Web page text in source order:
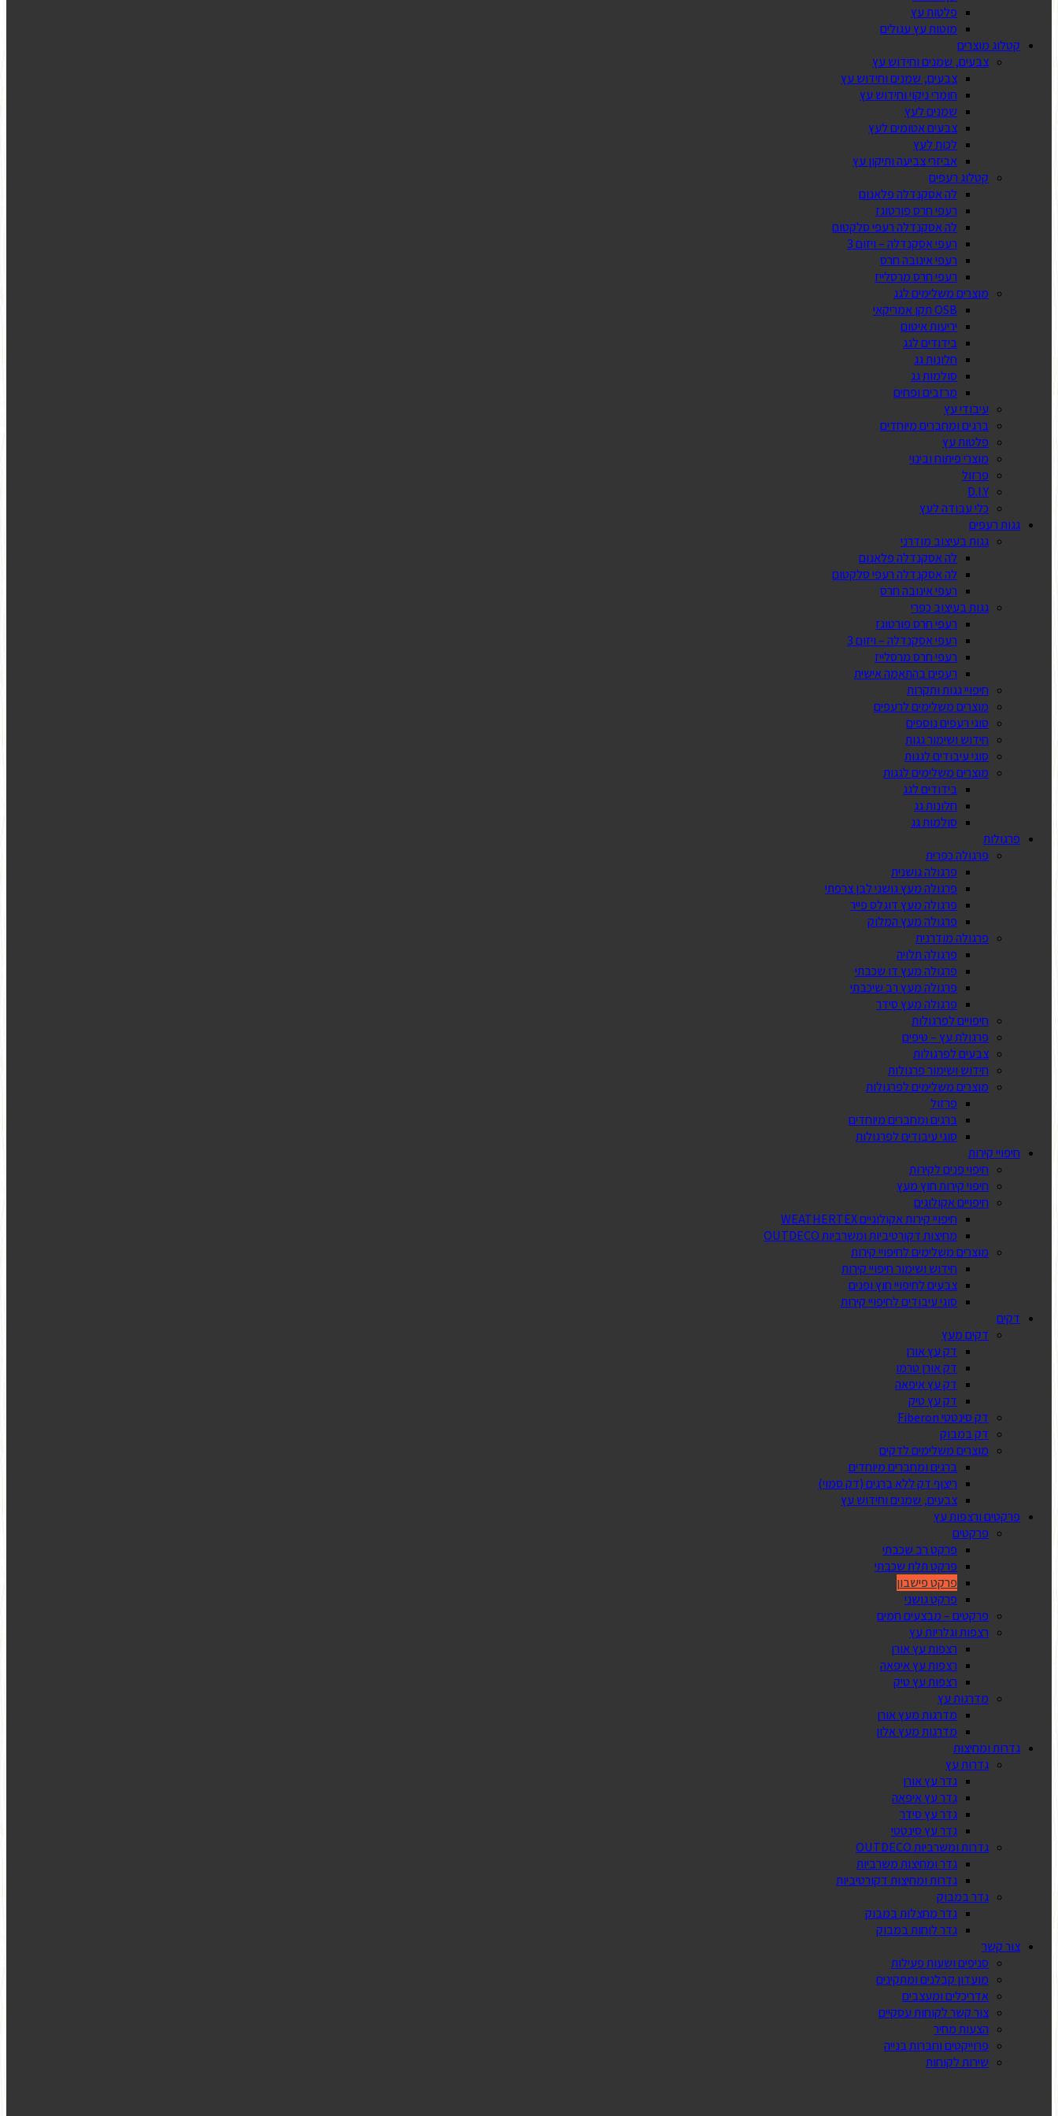
פלטות עץ
מוטות עץ עגולים
קטלוג מוצרים
צבעים, שמנים וחידוש עץ
צבעים, שמנים וחידוש עץ
חומרי ניקוי וחידוש עץ
שמנים לעץ
צבעים אטומים לעץ
לכות לעץ
אביזרי צביעה ותיקון עץ
קטלוג רעפים
לה אסקנדלה פלאנום
רעפי חרס פורטוגז
לה אסקנדלה רעפי סלקטום
רעפי אסקנדלה – ויזום 3
רעפי אינובה חרס
רעפי חרס מרסלייז
מוצרים משלימים לגג
OSB תקן אמריקאי
יריעות איטום
בידודים לגג
חלונות גג
סולמות גג
מרזבים ופחים
עיבודי עץ
ברגים ומחברים מיוחדים
פלטות עץ
מוצרי פיתוח ובינוי
פרזול
D.I.Y
כלי עבודה לעץ
גגות רעפים
גגות בעיצוב מודרני
לה אסקנדלה פלאנום
לה אסקנדלה רעפי סלקטום
רעפי אינובה חרס
גגות בעיצוב כפרי
רעפי חרס פורטוגז
רעפי אסקנדלה – ויזום 3
רעפי חרס מרסלייז
רעפים בהתאמה אישית
חיפויי גגות ותקרות
מוצרים משלימים לרעפים
סוגי רעפים נוספים
חידוש ושימור גגות
סוגי עיבודים לגגות
מוצרים משלימים לגגות
בידודים לגג
חלונות גג
סולמות גג
פרגולות
פרגולה כפרית
פרגולה גושנית
פרגולה מעץ גושני לבן צרפתי
פרגולה מעץ דוגלס פייר
פרגולה מעץ המלוק
פרגולה מודרנית
פרגולה תלויה
פרגולה מעץ דו שכבתי
פרגולה מעץ רב שיכבתי
פרגולה מעץ סידר
חיפויים לפרגולות
פרגולת עץ – טיפים
צבעים לפרגולות
חידוש ושימור פרגולות
מוצרים משלימים לפרגולות
פרזול
ברגים ומחברים מיוחדים
סוגי עיבודים לפרגולות
חיפויי קירות
חיפוי פנים לקירות
חיפוי קירות חוץ מעץ
חיפויים אקולוגים
חיפויי קירות אקולוגיים WEATHERTEX
מחיצות דקורטיביות ומשרביות OUTDECO
מוצרים משלימים לחיפויי קירות
חידוש ושימור חיפויי קירות
צבעים לחיפויי חוץ ופנים
סוגי עיבודים לחיפויי קירות
דקים
דקים מעץ
דק עץ אורן
דק אורן טרמו
דק עץ איפאה
דק עץ טיק
דק סינטטי Fiberon
דק במבוק
מוצרים משלימים לדקים
ברגים ומחברים מיוחדים
ריצוף דק ללא ברגים (דק סמוי)
צבעים, שמנים וחידוש עץ
פרקטים ורצפות עץ
פרקטים
פרקט רב שכבתי
פרקט תלת שכבתי
פרקט פישבון
פרקט גושני
פרקטים – מבצעים חמים
רצפות וגלריות עץ
רצפות עץ אורן
רצפות עץ איפאה
רצפות עץ טיק
מדרגות עץ
מדרגות מעץ אורן
מדרגות מעץ אלון
גדרות ומחיצות
גדרות עץ
גדר עץ אורן
גדר עץ איפאה
גדר עץ סידר
גדר עץ סינטטי
גדרות ומשרביות OUTDECO
גדר ומחיצות משרביות
גדרות ומחיצות דקורטיביות
גדר במבוק
גדר מחצלות במבוק
גדר לוחות במבוק
צור קשר
סניפים ושעות פעילות
מועדון קבלנים ומתקינים
אדריכלים ומעצבים
צור קשר לקוחות עסקיים
הצעות מחיר
פרוייקטים וחברות בנייה
שירות לקוחות